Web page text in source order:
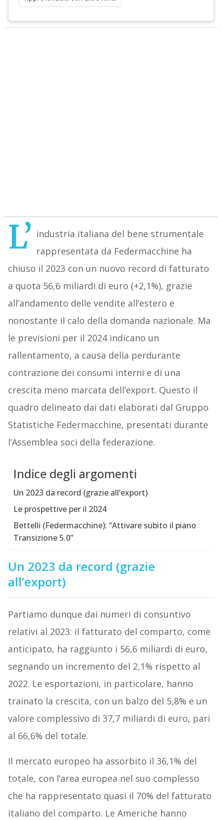
L’ industria italiana del bene strumentale
rappresentata da Federmacchine ha
chiuso il 2023 con un nuovo record di fatturato
a quota 56,6 miliardi di euro (+2,1%), grazie
all’andamento delle vendite all’estero e
nonostante il calo della domanda nazionale. Ma
le previsioni per il 2024 indicano un
rallentamento, a causa della perdurante
contrazione dei consumi interni e di una
crescita meno marcata dell’export. Questo il
quadro delineato dai dati elaborati dal Gruppo
Statistiche Federmacchine, presentati durante
l’Assemblea soci della federazione.
Indice degli argomenti
Un 2023 da record (grazie all’export)
Le prospettive per il 2024
Bettelli (Federmacchine): “Attivare subito il piano
Transizione 5.0”
Un 2023 da record (grazie
all’export)
Partiamo dunque dai numeri di consuntivo
relativi al 2023: il fatturato del comparto, come
anticipato, ha raggiunto i 56,6 miliardi di euro,
segnando un incremento del 2,1% rispetto al
2022. Le esportazioni, in particolare, hanno
trainato la crescita, con un balzo del 5,8% e un
valore complessivo di 37,7 miliardi di euro, pari
al 66,6% del totale.
Il mercato europeo ha assorbito il 36,1% del
totale, con l’area europea nel suo complesso
che ha rappresentato quasi il 70% del fatturato
italiano del comparto. Le Americhe hanno